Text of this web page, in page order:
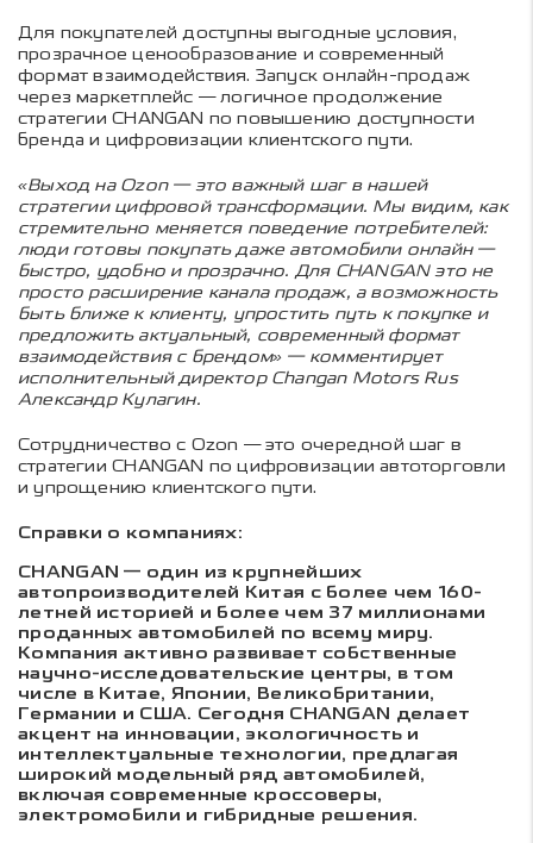
Для покупателей доступны выгодные условия,
прозрачное ценообразование и современный
формат взаимодействия. Запуск онлайн-продаж
через маркетплейс — логичное продолжение
стратегии CHANGAN по повышению доступности
бренда и цифровизации клиентского пути.
«Выход на Ozon — это важный шаг в нашей
стратегии цифровой трансформации. Мы видим, как
стремительно меняется поведение потребителей:
люди готовы покупать даже автомобили онлайн —
быстро, удобно и прозрачно. Для CHANGAN это не
просто расширение канала продаж, а возможность
быть ближе к клиенту, упростить путь к покупке и
предложить актуальный, современный формат
взаимодействия с брендом» — комментирует
исполнительный директор Changan Motors Rus
Александр Кулагин.
Сотрудничество с Ozon — это очередной шаг в
стратегии CHANGAN по цифровизации автоторговли
и упрощению клиентского пути.
Справки о компаниях:
CHANGAN — один из крупнейших
автопроизводителей Китая с более чем 160-
летней историей и более чем 37 миллионами
проданных автомобилей по всему миру.
Компания активно развивает собственные
научно-исследовательские центры, в том
числе в Китае, Японии, Великобритании,
Германии и США. Сегодня CHANGAN делает
акцент на инновации, экологичность и
интеллектуальные технологии, предлагая
широкий модельный ряд автомобилей,
включая современные кроссоверы,
электромобили и гибридные решения.